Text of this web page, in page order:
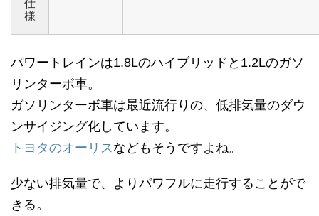
仕
様
パワートレインは1.8Lのハイブリッドと1.2Lのガソ
リンターボ車。
ガソリンターボ車は最近流行りの、低排気量のダウ
ンサイジング化しています。
トヨタのオーリス などもそうですよね。
少ない排気量で、よりパワフルに走行することがで
きる。